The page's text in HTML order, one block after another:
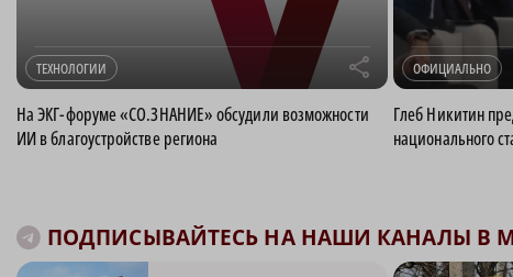
ТЕХНОЛОГИИ r
На ЭКГ-форуме «СО.ЗНАНИЕ» обсудили возможности
ИИ в благоустройстве региона
ОФИЦИАЛЬНО
Глеб Никитин
национального
ПОДПИСЫВАЙТЕСЬ НА НАШИ КАНАЛЫ В